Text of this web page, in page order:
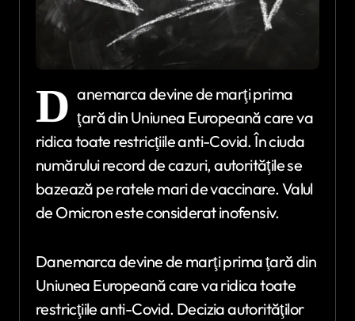
D anemarca devine de marţi prima
ţară din Uniunea Europeană care va
ridica toate restricţiile anti-Covid. În ciuda
numărului record de cazuri, autorităţile se
bazează pe ratele mari de vaccinare. Valul
de Omicron este considerat inofensiv.
Danemarca devine de marţi prima ţară din
Uniunea Europeană care va ridica toate
restricţiile anti-Covid. Decizia autorităţilor